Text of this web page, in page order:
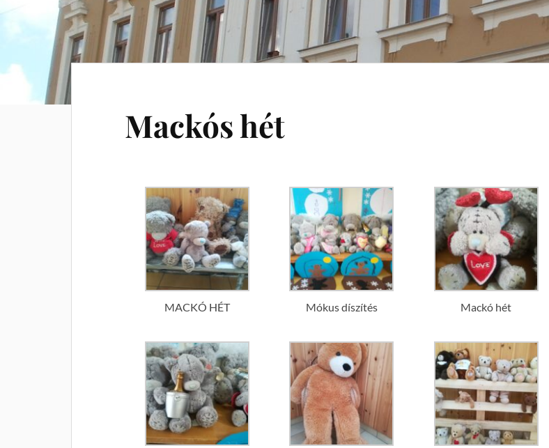
Mackós hét
MACKÓ HÉT Mókus díszítés Mackó hét